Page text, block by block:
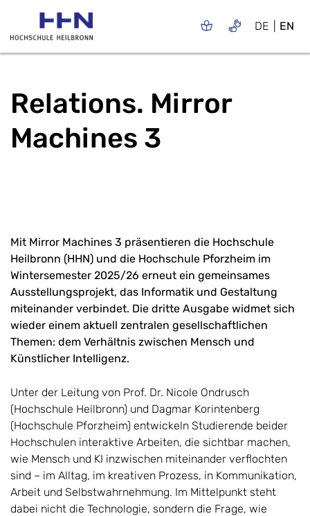
DE EN
Relations. Mirror
Machines 3
Mit Mirror Machines 3 präsentieren die Hochschule
Heilbronn (HHN) und die Hochschule Pforzheim im
Wintersemester 2025/26 erneut ein gemeinsames
Ausstellungsprojekt, das Informatik und Gestaltung
miteinander verbindet. Die dritte Ausgabe widmet sich
wieder einem aktuell zentralen gesellschaftlichen
Themen: dem Verhältnis zwischen Mensch und
Künstlicher Intelligenz.
Unter der Leitung von Prof. Dr. Nicole Ondrusch
(Hochschule Heilbronn) und Dagmar Korintenberg
(Hochschule Pforzheim) entwickeln Studierende beider
Hochschulen interaktive Arbeiten, die sichtbar machen,
wie Mensch und KI inzwischen miteinander verflochten
sind – im Alltag, im kreativen Prozess, in Kommunikation,
Arbeit und Selbstwahrnehmung. Im Mittelpunkt steht
dabei nicht die Technologie, sondern die Frage, wie